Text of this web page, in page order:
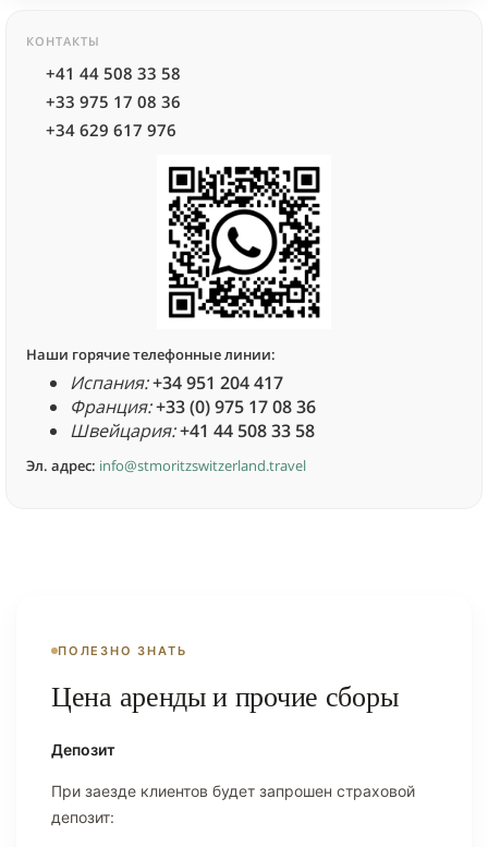
КОНТАКТЫ
+41 44 508 33 58
+33 975 17 08 36
+34 629 617 976
Наши горячие телефонные линии:
Испания:+34 951 204 417
Франция:+33 (0) 975 17 08 36
Швейцария:+41 44 508 33 58
Эл. адрес: info@stmoritzswitzerland.travel
ПОЛЕЗНО ЗНАТЬ
Цена аренды и прочие сборы
Депозит
При заезде клиентов будет запрошен страховой
депозит: